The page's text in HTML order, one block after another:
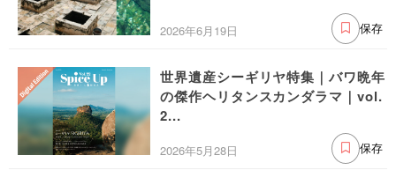
2026年6月19日 保存
世界遺産シーギリヤ特集｜バワ晩年
の傑作ヘリタンスカンダラマ｜vol.
2...
2026年5月28日 保存